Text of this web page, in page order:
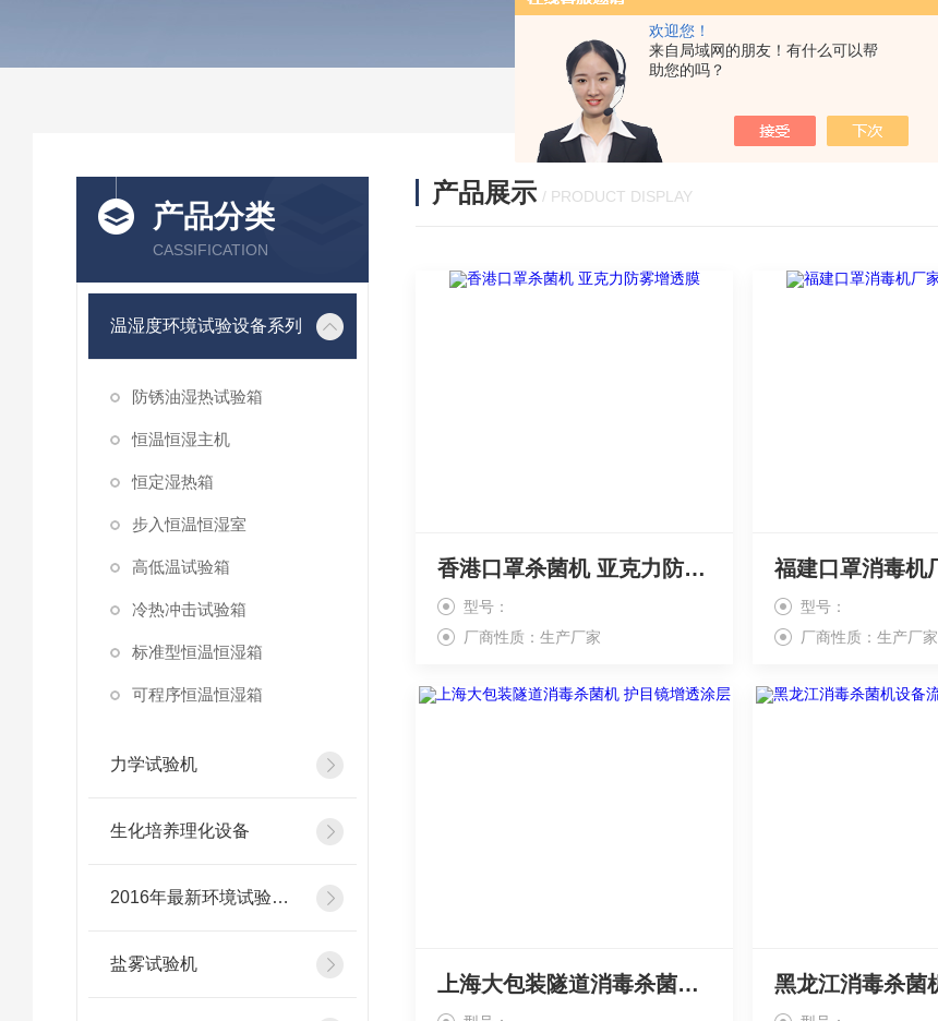
欢迎您！
来自局域网的朋友！有什么可以帮
助您的吗？
产品分类
CASSIFICATION
温湿度环境试验设备系列
防锈油湿热试验箱
恒温恒湿主机
恒定湿热箱
步入恒温恒湿室
高低温试验箱
冷热冲击试验箱
标准型恒温恒湿箱
可程序恒温恒湿箱
力学试验机
生化培养理化设备
2016年最新环境试验设备
盐雾试验机
产品展示 / PRODUCT DISPLAY
香港口罩杀菌机 亚克力防雾增透膜
型号：
厂商性质：生产厂家
型号：
厂商性质：生产厂家
上海大包装隧道消毒杀菌机 护目镜增透涂层